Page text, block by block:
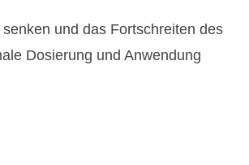
und das Fortschreiten des
Dosierung und Anwendung